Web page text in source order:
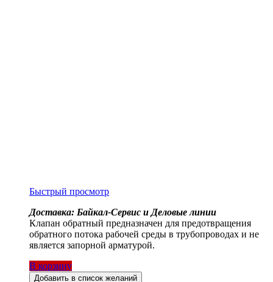
Быстрый просмотр
Доставка: Байкал-Сервис и Деловые линии
Клапан обратный предназначен для предотвращения
обратного потока рабочей среды в трубопроводах и не
является запорной арматурой.
В корзину
Добавить в список желаний